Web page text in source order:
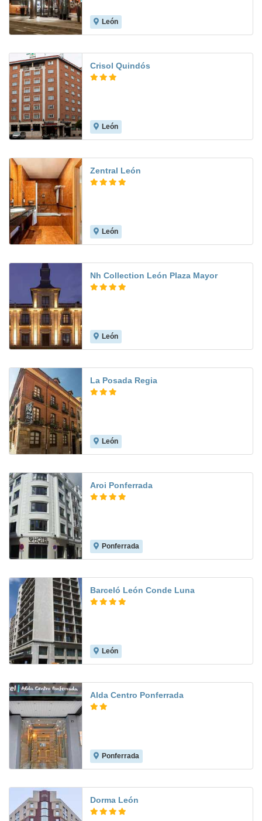
León
Crisol Quindós
León
Zentral León
León
Nh Collection León Plaza Mayor
León
La Posada Regia
León
Aroi Ponferrada
Ponferrada
Barceló León Conde Luna
León
Alda Centro Ponferrada
Ponferrada
Dorma León